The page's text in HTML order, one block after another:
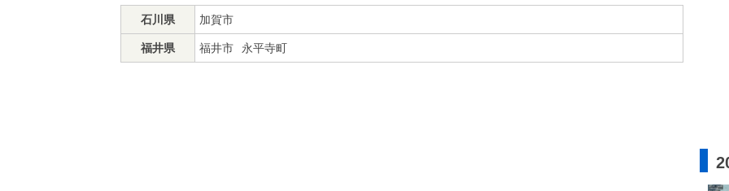
石川県 加賀市
福井県 福井市 永平寺町